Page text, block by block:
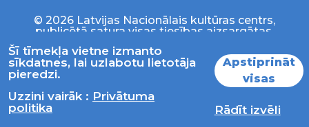
© 2026 Latvijas Nacionālais kultūras centrs,
publicētā satura visas tiesības aizsargātas.
Šī tīmekļa vietne izmanto
sīkdatnes, lai uzlabotu lietotāja
pieredzi.
Uzzini vairāk : Privātuma
politika
Apstiprināt
visas
Rādīt izvēli